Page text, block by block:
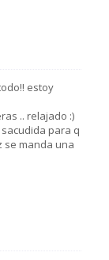
estoy
.. relajado :)
para q
se manda una